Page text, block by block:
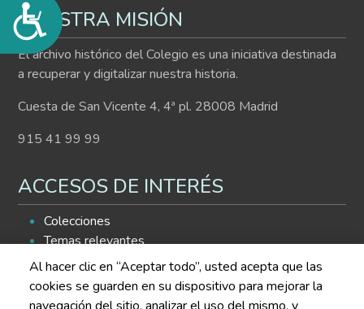
Accesibilidad
NUESTRA MISIÓN
El archivo histórico del Colegio es una iniciativa destinada
a recuperar y digitalizar nuestra historia.
Cuesta de San Vicente 4, 4ª pl. 28008 Madrid
915 41 99 99
ACCESOS DE INTERÉS
Colecciones
Temas relevantes
Histograma
Buscador de contenidos
Al hacer clic en “Aceptar todo”, usted acepta que las
cookies se guarden en su dispositivo para mejorar la